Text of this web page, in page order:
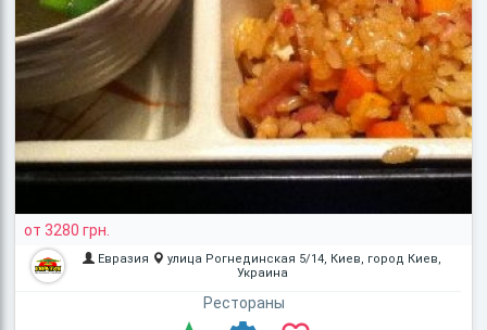
от 3280 грн.
Евразия
улица Рогнединская 5/14, Киев, город Киев,
Украина
Рестораны